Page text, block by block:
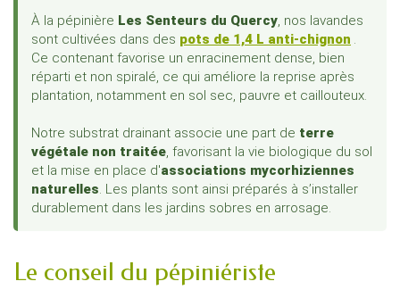
À la pépinière Les Senteurs du Quercy, nos lavandes
sont cultivées dans des pots de 1,4 L anti-chignon .
Ce contenant favorise un enracinement dense, bien
réparti et non spiralé, ce qui améliore la reprise après
plantation, notamment en sol sec, pauvre et caillouteux.
Notre substrat drainant associe une part de terre
végétale non traitée, favorisant la vie biologique du sol
et la mise en place d'associations mycorhiziennes
naturelles. Les plants sont ainsi préparés à s’installer
durablement dans les jardins sobres en arrosage.
Le conseil du pépiniériste